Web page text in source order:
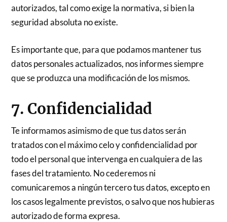
autorizados, tal como exige la normativa, si bien la
seguridad absoluta no existe.
Es importante que, para que podamos mantener tus
datos personales actualizados, nos informes siempre
que se produzca una modificación de los mismos.
7. Confidencialidad
Te informamos asimismo de que tus datos serán
tratados con el máximo celo y confidencialidad por
todo el personal que intervenga en cualquiera de las
fases del tratamiento. No cederemos ni
comunicaremos a ningún tercero tus datos, excepto en
los casos legalmente previstos, o salvo que nos hubieras
autorizado de forma expresa.